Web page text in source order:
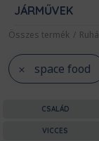
JÁRMŰVEK
Összes termék /
space food
CSALÁD
VICCES